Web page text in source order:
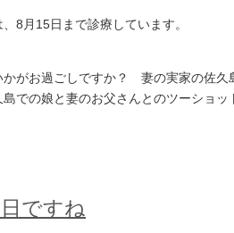
8月15日まで診療しています。
かがお過ごしですか？ 妻の実家の佐久
島での娘と妻のお父さんとのツーショッ
ですね